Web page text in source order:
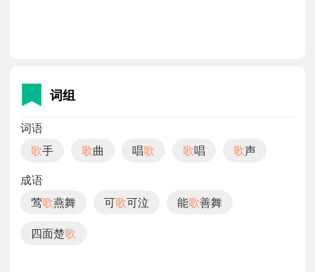
词组
词语
歌手 歌曲 唱歌 歌唱 歌声
成语
莺歌燕舞 可歌可泣 能歌善舞
四面楚歌